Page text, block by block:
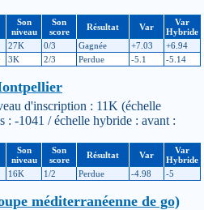
Son
niveau
Son
score
Résultat Var
Var
Hybride
27K 0/3 Gagnée +7.03
+6.94
3K 2/3 Perdue -5.1 -5.14
d'inscription : 11K (échelle
: -1041 / échelle hybride : avant :
Son
niveau
Son
score
Résultat Var
Var
Hybride
16K 1/2 Perdue -4.98 -5
méditerranéenne de go)